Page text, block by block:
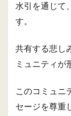
水引を通じて
す。
共有する悲し
ミュニティが
このコミュニ
セージを尊重